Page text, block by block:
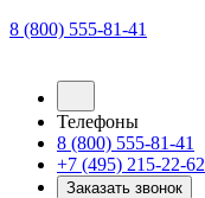
8 (800) 555-81-41
Телефоны
8 (800) 555-81-41
+7 (495) 215-22-62
Заказать звонок